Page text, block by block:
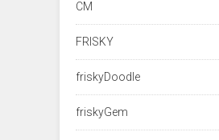
CM
FRISKY
friskyDoodle
friskyGem